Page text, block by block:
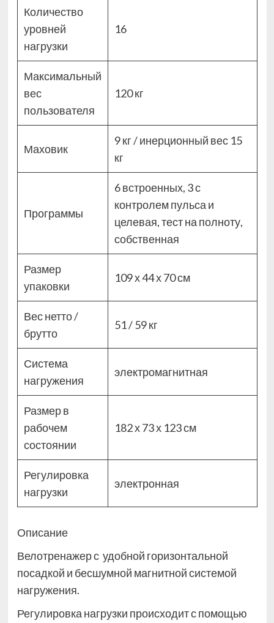
Количество
уровней
нагрузки
16
Максимальный
вес
пользователя
120 кг
Маховик
9 кг / инерционный вес 15
кг
Программы
6 встроенных, 3 с
контролем пульса и
целевая, тест на полноту,
собственная
Размер
упаковки
109 х 44 х 70 см
Вес нетто /
брутто
51 / 59 кг
Система
нагружения
электромагнитная
Размер в
рабочем
состоянии
182 х 73 х 123 см
Регулировка
нагрузки
электронная
Описание
Велотренажер с удобной горизонтальной
посадкой и бесшумной магнитной системой
нагружения.
Регулировка нагрузки происходит с помощью